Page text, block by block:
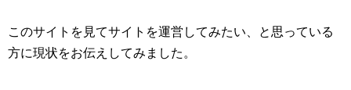
このサイトを見てサイトを運営してみたい、と思っている
方に現状をお伝えしてみました。